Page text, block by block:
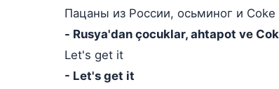
Пацаны из России, осьминог и
- Rusya'dan çocuklar, ahtapot ve
Let's get it
- Let's get it